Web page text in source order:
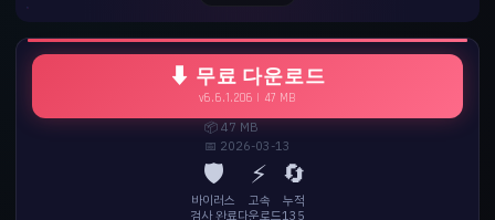
⬇ 무료 다운로드
v6.6.1.206 | 47 MB
📦 47 MB
📅 2026-03-13
🛡️
바이러스
검사 완료
⚡
고속
다운로드
🔄
누적
135